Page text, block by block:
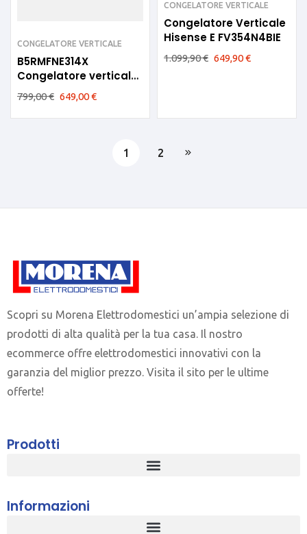
CONGELATORE VERTICALE
B5RMFNE314X
Congelatore verticale
Beko E 8 cassetti No
Frost Inox
799,00€ 649,00€
CONGELATORE VERTICALE
Congelatore Verticale
Hisense E FV354N4BIE
1.099,90€ 649,90€
1 2
Scopri su Morena Elettrodomestici un’ampia selezione di
prodotti di alta qualità per la tua casa. Il nostro
ecommerce offre elettrodomestici innovativi con la
garanzia del miglior prezzo. Visita il sito per le ultime
offerte!
Prodotti
Informazioni